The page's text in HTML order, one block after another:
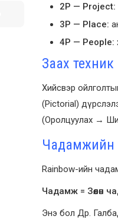
2P — Project:
3P — Place:
4P — People:
Заах
Хийсвэр
(Pictorial)
(Оролцуулах →
Чадамжийн
Rainbow-ийн
Чадамж = Зөөлөн
Энэ бол Др.